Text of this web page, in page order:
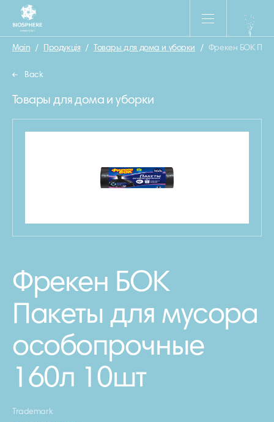
Main / Продукція / Товары для дома и уборки / Фрекен БОК
Back
Товары для дома и уборки
Фрекен БОК
Пакеты для мусора
особопрочные
160л 10шт
Trademark